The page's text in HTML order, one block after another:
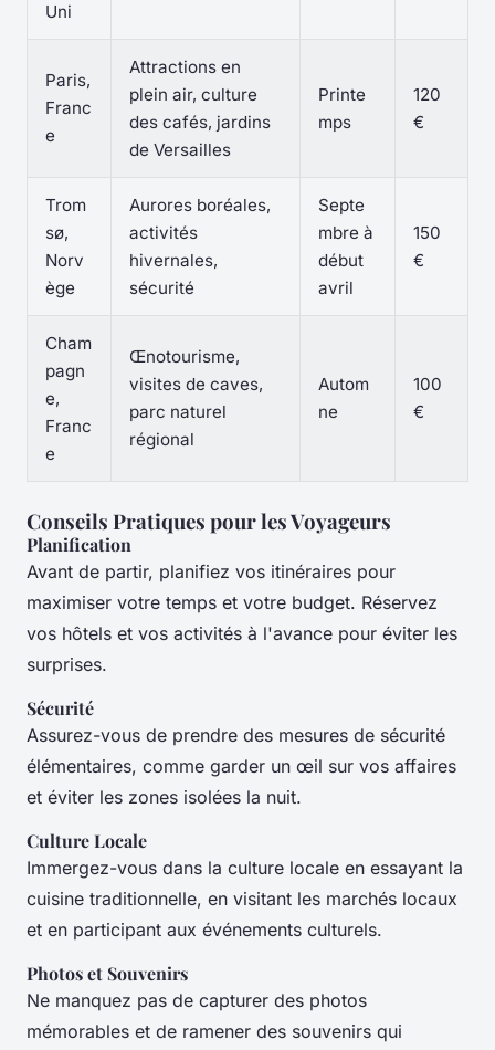
Uni
Paris,
Franc
e
Attractions en
plein air, culture
des cafés, jardins
de Versailles
Printe
mps
120
€
Trom
sø,
Norv
ège
Aurores boréales,
activités
hivernales,
sécurité
Septe
mbre à
début
avril
150
€
Cham
pagn
e,
Franc
e
Œnotourisme,
visites de caves,
parc naturel
régional
Autom
ne
100
€
Conseils Pratiques pour les Voyageurs
Planification
Avant de partir, planifiez vos itinéraires pour
maximiser votre temps et votre budget. Réservez
vos hôtels et vos activités à l'avance pour éviter les
surprises.
Sécurité
Assurez-vous de prendre des mesures de sécurité
élémentaires, comme garder un œil sur vos affaires
et éviter les zones isolées la nuit.
Culture Locale
Immergez-vous dans la culture locale en essayant la
cuisine traditionnelle, en visitant les marchés locaux
et en participant aux événements culturels.
Photos et Souvenirs
Ne manquez pas de capturer des photos
mémorables et de ramener des souvenirs qui